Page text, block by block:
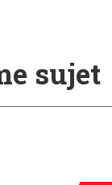
sujet